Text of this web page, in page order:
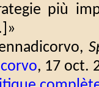
più
, 17 oct.